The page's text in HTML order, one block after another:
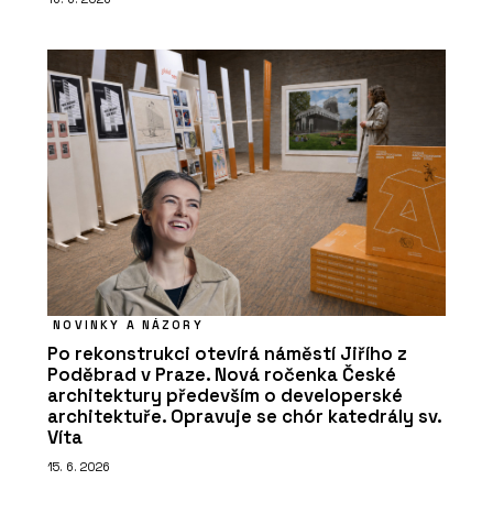
NOVINKY A NÁZORY
Po rekonstrukci otevírá náměstí Jiřího z
Poděbrad v Praze. Nová ročenka České
architektury především o developerské
architektuře. Opravuje se chór katedrály sv.
Víta
15. 6. 2026